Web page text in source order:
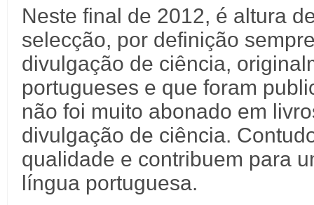
Neste final de 2012, é altura
selecção, por definição
divulgação de ciência,
portugueses e que foram
não foi muito abonado em
divulgação de ciência.
qualidade e contribuem para
língua portuguesa.